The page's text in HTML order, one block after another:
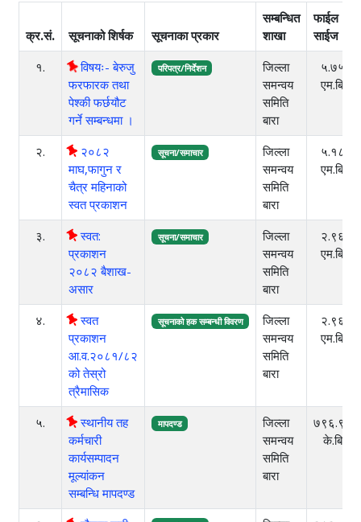
क्र.सं. सूचनाको शिर्षक सूचनाका प्रकार
सम्बन्धित
शाखा
फाईल
साईज
१.
विषयः- बेरुजु
फरफारक तथा
पेश्की फर्छयौट
गर्ने सम्बन्धमा ।
परिपत्र/निर्देशन
जिल्ला
समन्वय
समिति
बारा
५.७५
एम.बि.
२.
२०८२
माघ,फागुन र
चैत्र महिनाको
स्वत प्रकाशन
सूचना/समाचार
जिल्ला
समन्वय
समिति
बारा
५.१८
एम.बि.
३.
स्वत:
प्रकाशन
२०८२ बैशाख-
असार
सूचना/समाचार
जिल्ला
समन्वय
समिति
बारा
२.९६
एम.बि.
४.
स्वत
प्रकाशन
आ.व.२०८१/८२
को तेस्रो
त्रैमासिक
सूचनाको हक सम्बन्धी विवरण
जिल्ला
समन्वय
समिति
बारा
२.९६
एम.बि.
५.
स्थानीय तह
कर्मचारी
कार्यसम्पादन
मूल्यांकन
सम्बन्धि मापदण्ड
मापदण्ड
जिल्ला
समन्वय
समिति
बारा
७९६.९७
के.बि